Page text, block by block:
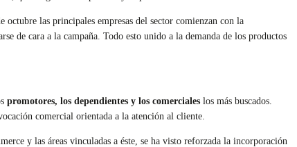
las principales empresas del sector comienzan con la
de cara a la campaña. Todo esto unido a la demanda de los productos
promotores, los dependientes y los comerciales los más buscados.
comercial orientada a la atención al cliente.
y las áreas vinculadas a éste, se ha visto reforzada la incorporación